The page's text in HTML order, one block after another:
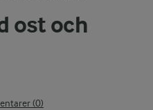
ost och
(0)